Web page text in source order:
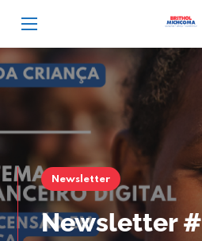
Newsletter
Newsletter